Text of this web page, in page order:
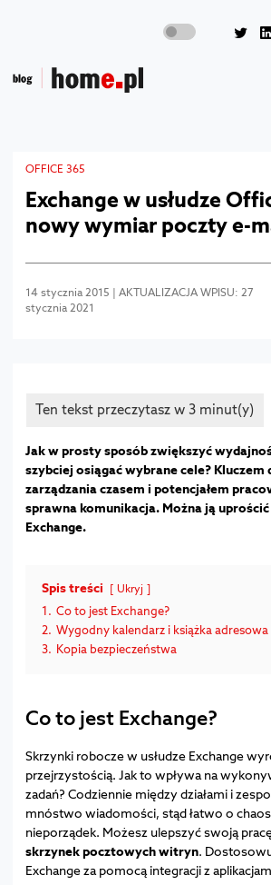
OFFICE 365
Exchange w usłudze
nowy wymiar poczty e-
14 stycznia 2015 | AKTUALIZACJA WPISU: 27
stycznia 2021
Jak w prosty sposób zwiększyć
szybciej osiągać wybrane cele? Kluczem
zarządzania czasem i potencjałem
sprawna komunikacja. Można ją
Exchange.
Spis treści Ukryj
1. Co to jest Exchange?
2. Wygodny kalendarz i książka adresowa
3. Kopia bezpieczeństwa
Co to jest Exchange?
Skrzynki robocze w usłudze Exchange
przejrzystością. Jak to wpływa na
zadań? Codziennie między działami i
mnóstwo wiadomości, stąd łatwo o
nieporządek. Możesz ulepszyć swoją
skrzynek pocztowych witryn.
Exchange za pomocą integracji z